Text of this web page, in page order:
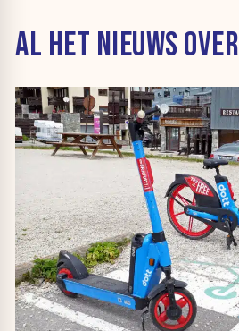
AL HET NIEUWS OVER